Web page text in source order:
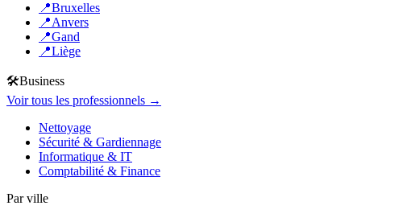
📍Bruxelles
📍Anvers
📍Gand
📍Liège
🛠️Business
Voir tous les professionnels →
Nettoyage
Sécurité & Gardiennage
Informatique & IT
Comptabilité & Finance
Par ville